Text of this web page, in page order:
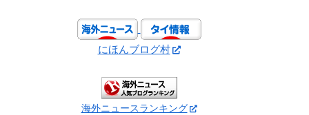
にほんブログ村
海外ニュースランキング